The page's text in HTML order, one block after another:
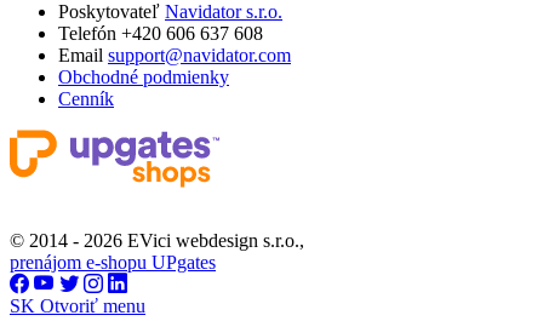
Poskytovateľ Navidator s.r.o.
Telefón +420 606 637 608
Email support@navidator.com
Obchodné podmienky
Cenník
© 2014 - 2026 EVici webdesign s.r.o.,
prenájom e-shopu UPgates
SK Otvoriť menu